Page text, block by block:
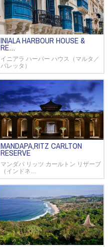
INIALA HARBOUR HOUSE &
RE…
イニアラ ハーバー ハウス（マルタ／
バレッタ）
MANDAPA,RITZ CARLTON
RESERVE
マンダパ リッツ カールトン リザーブ
（インドネ…